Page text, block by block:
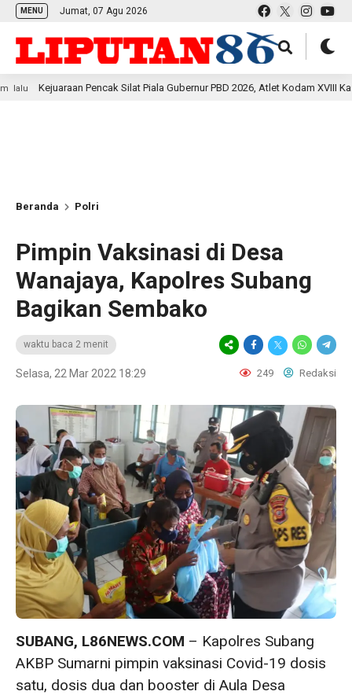
MENU Jumat, 07 Agu 2026
Pencak Silat Piala Gubernur PBD 2026, Atlet Kodam XVIII Kasuari
Beranda Polri
Pimpin Vaksinasi di Desa
Wanajaya, Kapolres Subang
Bagikan Sembako
waktu baca 2 menit
Selasa, 22 Mar 2022 18:29 249 Redaksi
SUBANG, L86NEWS.COM – Kapolres Subang
AKBP Sumarni pimpin vaksinasi Covid-19 dosis
satu, dosis dua dan booster di Aula Desa